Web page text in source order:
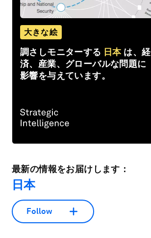
大きな絵
調さしモニターする 日本 は、経
済、産業、グローバルな問題に
影響を与えています。
最新の情報をお届けします：
日本
Follow